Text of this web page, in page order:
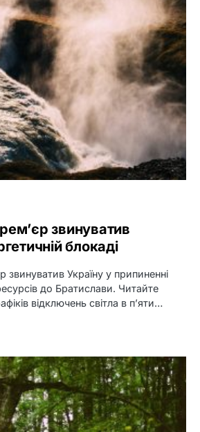
звинуватив
блокаді
звинуватив Україну у припиненні
до Братислави. Читайте
відключень світла в п’яти…